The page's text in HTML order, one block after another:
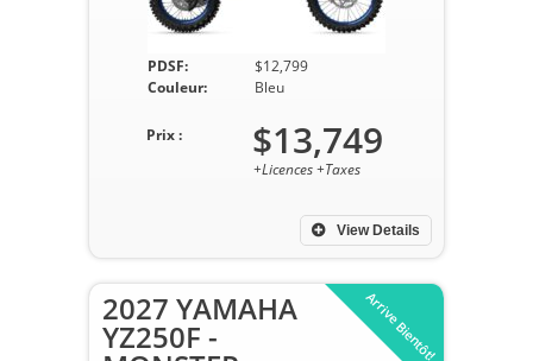
PDSF:
$12,799
Couleur:
Bleu
View Details
Prix : $13,749
+Licences +Taxes
Arrive Bientôt!
2027 YAMAHA
YZ250F -